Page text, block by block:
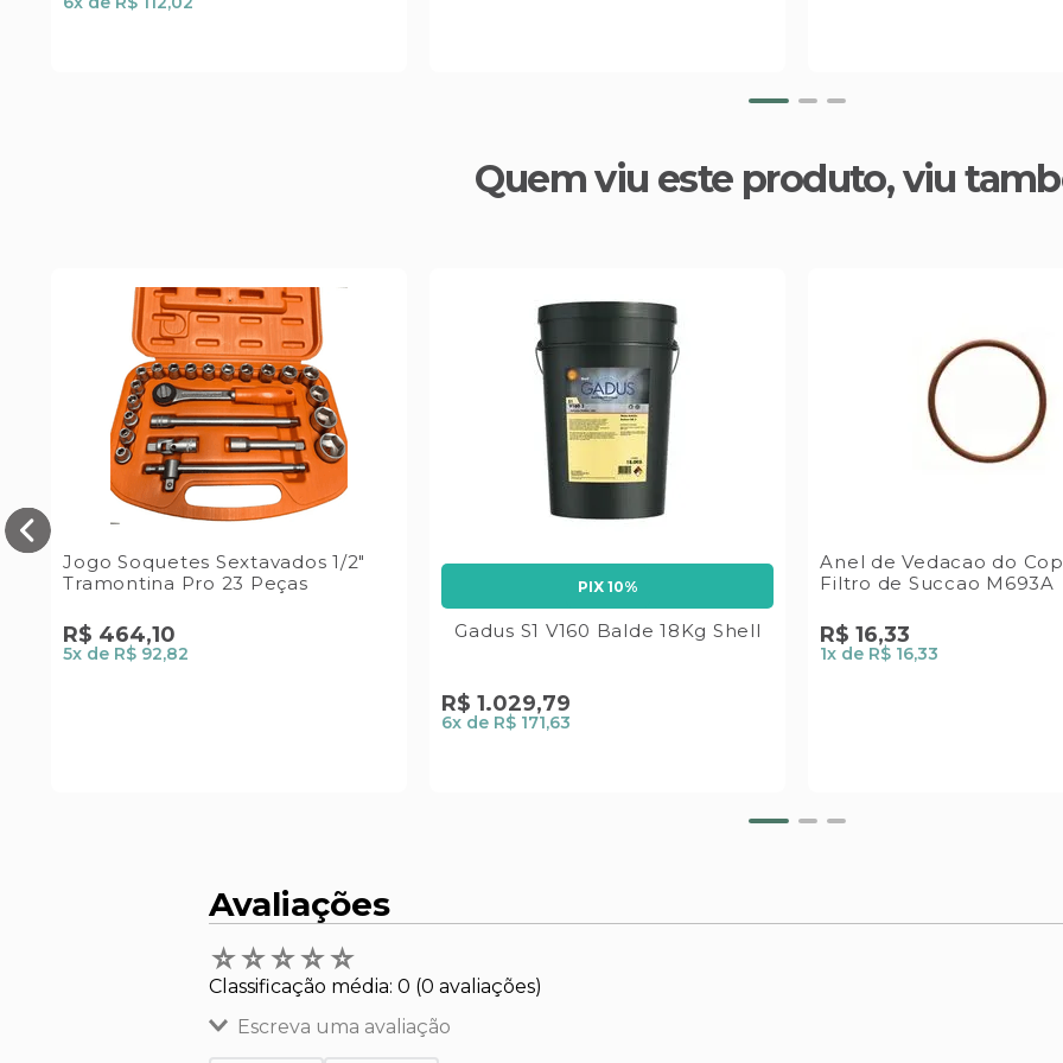
Quem viu este produto, viu
Jogo Soquetes Sextavados 1/2"
Tramontina Pro 23 Peças
R$ 464,10
5x de R$ 92,82
PIX 10%
Gadus S1 V160 Balde 18Kg Shell
R$ 1.029,79
6x de R$ 171,63
Anel de Vedacao do
Filtro de Succao M693A
R$ 16,33
1x de R$ 16,33
Avaliações
☆☆☆☆☆
Classificação média: 0 (0 avaliações)
Escreva uma avaliação